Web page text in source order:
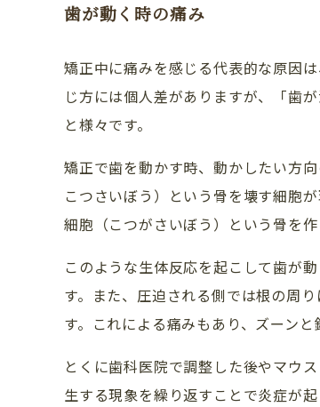
ホーム
コンセプト
ドクター紹介
アクセス・医院案内
歯が動く時の痛み
矯正中に痛みを感じる代表的な原因
じ方には個人差がありますが、「歯
と様々です。
矯正で歯を動かす時、動かしたい方
こつさいぼう）という骨を壊す細胞
細胞（こつがさいぼう）という骨を
このような生体反応を起こして歯が
す。また、圧迫される側では根の周
す。これによる痛みもあり、ズーン
とくに歯科医院で調整した後やマウ
生する現象を繰り返すことで炎症が